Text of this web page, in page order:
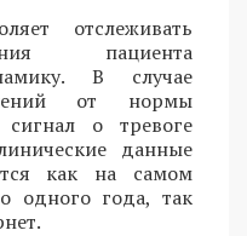
отслеживать
пациента
В случае
от нормы
о тревоге
данные
как на самом
одного года, так